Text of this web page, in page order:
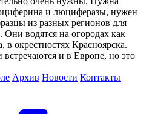
и люциферазы, нужен
из разных регионов для
водятся на огородах как
окрестностях Красноярска.
встречаются и в Европе, но это
Архив Новости Контакты